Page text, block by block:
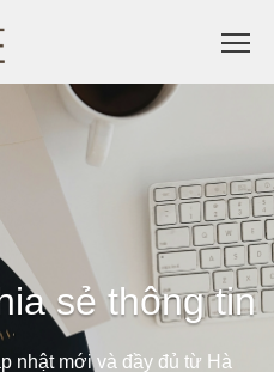
sẻ thông tin
nhật mới và đầy đủ từ Hà